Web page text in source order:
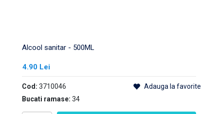
Alcool sanitar - 500ML
4.90 Lei
Cod: 3710046
Bucati ramase: 34
Adauga la favorite